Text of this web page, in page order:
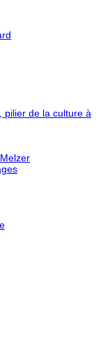
pilier de la culture à